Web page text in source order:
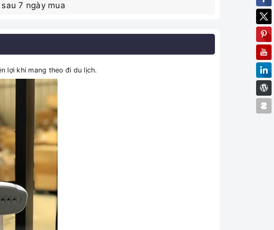
7 ngày mua
lợi khi mang theo đi du lịch.